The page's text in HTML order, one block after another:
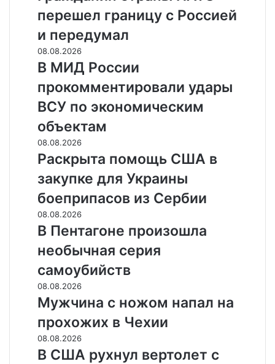
НАТО
перешел
границу
Россией
и
передумал
перешел границу с Россией
и передумал
В
МИД
прокомментировали
удары
ВСУ
по
экономическим
объектам
08.08.2026
В МИД России
прокомментировали удары
ВСУ по экономическим
объектам
Раскрыта
помощь
в
закупке
для
Украины
боеприпасов
из
Сербии
08.08.2026
Раскрыта помощь США в
закупке для Украины
боеприпасов из Сербии
В
Пентагоне
необычная
серия
самоубийств
08.08.2026
В Пентагоне произошла
необычная серия
самоубийств
Мужчина
с
ножом
напал
на
прохожих
08.08.2026
Мужчина с ножом напал на
прохожих в Чехии
В
США
08.08.2026
В США рухнул вертолет с